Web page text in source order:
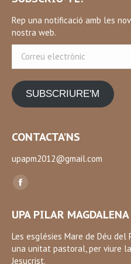
Rep una notificació amb les
nostra web.
electrònic
SUBSCRIURE'M
CONTACTA’NS
upapm2012@gmail.com
Find us on:
Facebook
opens
in
new
UPA PILAR MAGDALENA
Les esglésies Mare de Déu
una unitat pastoral, per viure
Jesucrist.